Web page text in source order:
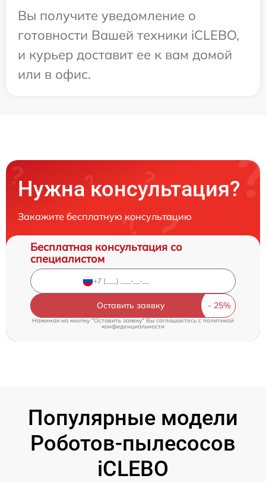
Вы получите уведомление о
готовности Вашей техники iCLEBO,
и курьер доставит ее к вам домой
или в офис.
Нужна консультация?
Закажите бесплатную консультацию
Бесплатная консультация со
специалистом
Оставить заявку
Нажимая на кнопку "Оставить заявку" Вы соглашаетесь cполитикой
конфиденциальности
Популярные модели
Роботов-пылесосов
iCLEBO